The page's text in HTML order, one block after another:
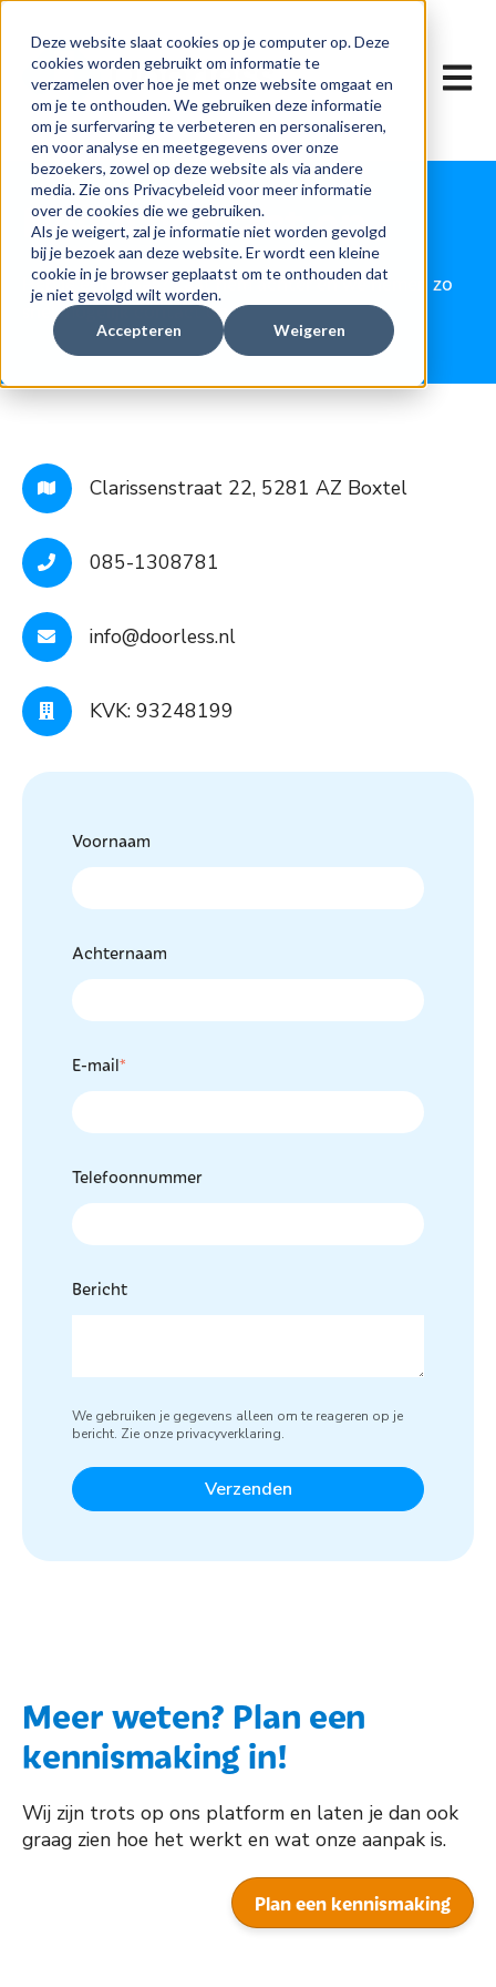
Deze website slaat cookies op je computer op. Deze
cookies worden gebruikt om informatie te
verzamelen over hoe je met onze website omgaat en
om je te onthouden. We gebruiken deze informatie
om je surfervaring te verbeteren en personaliseren,
en voor analyse en meetgegevens over onze
bezoekers, zowel op deze website als via andere
media. Zie ons Privacybeleid voor meer informatie
over de cookies die we gebruiken.
Als je weigert, zal je informatie niet worden gevolgd
bij je bezoek aan deze website. Er wordt een kleine
cookie in je browser geplaatst om te onthouden dat
je niet gevolgd wilt worden.
Accepteren
Weigeren
Neem contact op
Heb je een vraag? Laat hem achter en we nemen zo
snel mogelijk contact op.
Clarissenstraat 22, 5281 AZ Boxtel
085-1308781
info@doorless.nl
KVK: 93248199
Voornaam
Achternaam
E-mail*
Telefoonnummer
Bericht
We gebruiken je gegevens alleen om te reageren op je
bericht. Zie onze privacyverklaring.
Meer weten? Plan een
kennismaking in!
Wij zijn trots op ons platform en laten je dan ook
graag zien hoe het werkt en wat onze aanpak is.
Plan een kennismaking